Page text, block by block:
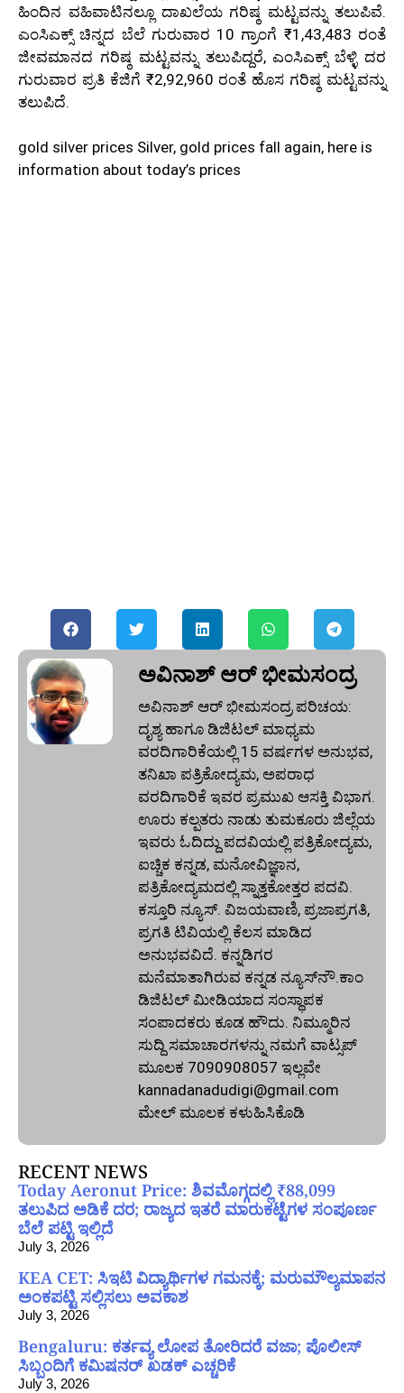
ಹಿಂದಿನ ವಹಿವಾಟಿನಲ್ಲೂ ದಾಖಲೆಯ ಗರಿಷ್ಠ ಮಟ್ಟವನ್ನು ತಲುಪಿವೆ.
ಎಂಸಿಎಕ್ಸ್ ಚಿನ್ನದ ಬೆಲೆ ಗುರುವಾರ 10 ಗ್ರಾಂಗೆ ₹1,43,483 ರಂತೆ
ಜೀವಮಾನದ ಗರಿಷ್ಠ ಮಟ್ಟವನ್ನು ತಲುಪಿದ್ದರೆ, ಎಂಸಿಎಕ್ಸ್ ಬೆಳ್ಳಿ ದರ
ಗುರುವಾರ ಪ್ರತಿ ಕೆಜಿಗೆ ₹2,92,960 ರಂತೆ ಹೊಸ ಗರಿಷ್ಠ ಮಟ್ಟವನ್ನು
ತಲುಪಿದೆ.
gold silver prices Silver, gold prices fall again, here is
information about today’s prices
ಅವಿನಾಶ್‌ ಆರ್‌ ಭೀಮಸಂದ್ರ
ಅವಿನಾಶ್‌ ಆರ್‌ ಭೀಮಸಂದ್ರ ಪರಿಚಯ:
ದೃಶ್ಯ ಹಾಗೂ ಡಿಜಿಟಲ್ ಮಾಧ್ಯಮ
ವರದಿಗಾರಿಕೆಯಲ್ಲಿ 15 ವರ್ಷಗಳ ಅನುಭವ,
ತನಿಖಾ ಪತ್ರಿಕೋದ್ಯಮ, ಅಪರಾಧ
ವರದಿಗಾರಿಕೆ ಇವರ ಪ್ರಮುಖ ಆಸಕ್ತಿ ವಿಭಾಗ.
ಊರು ಕಲ್ಪತರು ನಾಡು ತುಮಕೂರು ಜಿಲ್ಲೆಯ
ಇವರು ಓದಿದ್ದು ಪದವಿಯಲ್ಲಿ ಪತ್ರಿಕೋದ್ಯಮ,
ಐಚ್ಚಿಕ ಕನ್ನಡ, ಮನೋವಿಜ್ಞಾನ,
ಪತ್ರಿಕೋದ್ಯಮದಲ್ಲಿ ಸ್ನಾತ್ತಕೋತ್ತರ ಪದವಿ.
ಕಸ್ತೂರಿ ನ್ಯೂಸ್‌. ವಿಜಯವಾಣಿ, ಪ್ರಜಾಪ್ರಗತಿ,
ಪ್ರಗತಿ ಟಿವಿಯಲ್ಲಿ ಕೆಲಸ ಮಾಡಿದ
ಅನುಭವವಿದೆ. ಕನ್ನಡಿಗರ
ಮನೆಮಾತಾಗಿರುವ ಕನ್ನಡ ನ್ಯೂಸ್‌ನೌ.ಕಾಂ
ಡಿಜಿಟಲ್‌ ಮೀಡಿಯಾದ ಸಂಸ್ಥಾಪಕ
ಸಂಪಾದಕರು ಕೂಡ ಹೌದು. ನಿಮ್ಮೂರಿನ
ಸುದ್ದಿ ಸಮಾಚಾರಗಳನ್ನು ನಮಗೆ ವಾಟ್ಸಪ್‌
ಮೂಲಕ 7090908057 ಇಲ್ಲವೇ
kannadanadudigi@gmail.com
ಮೇಲ್‌ ಮೂಲಕ ಕಳುಹಿಸಿಕೊಡಿ
RECENT NEWS
Today Aeronut Price: ಶಿವಮೊಗ್ಗದಲ್ಲಿ ₹88,099
ತಲುಪಿದ ಅಡಿಕೆ ದರ; ರಾಜ್ಯದ ಇತರೆ ಮಾರುಕಟ್ಟೆಗಳ ಸಂಪೂರ್ಣ
ಬೆಲೆ ಪಟ್ಟಿ ಇಲ್ಲಿದೆ
July 3, 2026
KEA CET: ಸಿಇಟಿ ವಿದ್ಯಾರ್ಥಿಗಳ ಗಮನಕ್ಕೆ; ಮರುಮೌಲ್ಯಮಾಪನ
ಅಂಕಪಟ್ಟಿ ಸಲ್ಲಿಸಲು ಅವಕಾಶ
July 3, 2026
Bengaluru: ಕರ್ತವ್ಯ ಲೋಪ ತೋರಿದರೆ ವಜಾ; ಪೊಲೀಸ್
ಸಿಬ್ಬಂದಿಗೆ ಕಮಿಷನರ್ ಖಡಕ್ ಎಚ್ಚರಿಕೆ
July 3, 2026